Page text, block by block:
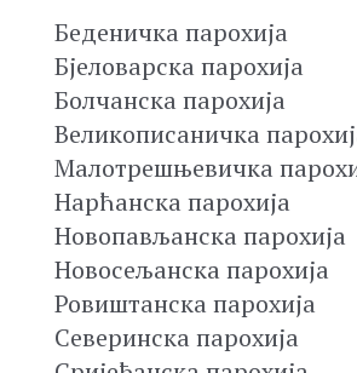
Беденичка парохија
Бјеловарска парохија
Болчанска парохија
Великописаничка
Малотрешњевичка
Нарћанска парохија
Новопављанска парохија
Новосељанска парохија
Ровиштанска парохија
Северинска парохија